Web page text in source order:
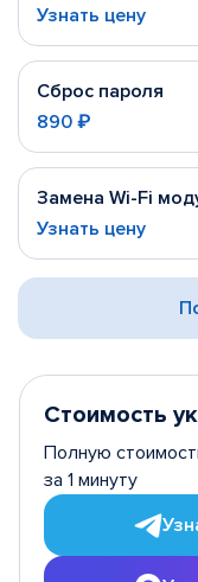
Узнать цену
Сброс пароля
890 ₽
Замена Wi-Fi
Узнать цену
Стоимость
Полную
за 1 минуту